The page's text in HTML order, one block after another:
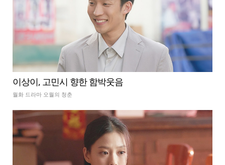
이상이, 고민시 향한 함박웃음
월화 드라마 오월의 청춘